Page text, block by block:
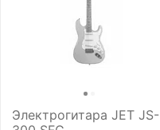
Электрогитара JET JS-